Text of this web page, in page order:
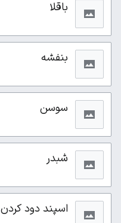
باقلا
بنفشه
سوسن
شبدر
اسپند دود کردن